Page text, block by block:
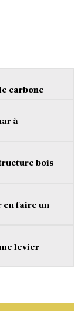
carbone
à
bois
en faire un
levier